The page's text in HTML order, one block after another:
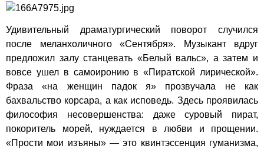
Удивительный драматургический поворот случился
после меланхоличного «Сентября». Музыкант вдруг
предложил залу станцевать «Белый вальс», а затем и
вовсе ушел в самоиронию в «Пиратской лирической».
Фраза «на женщин падок я» прозвучала не как
бахвальство корсара, а как исповедь. Здесь проявилась
философия несовершенства: даже суровый пират,
покоритель морей, нуждается в любви и прощении.
«Прости мои изъяны» — это квинтэссенция гуманизма,